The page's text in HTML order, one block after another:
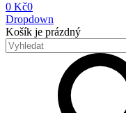
0 Kč0
Dropdown
Košík je prázdný